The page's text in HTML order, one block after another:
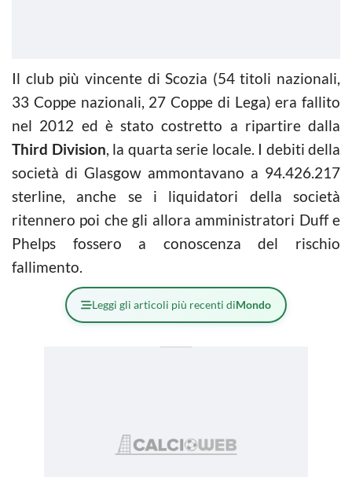
Il club più vincente di Scozia (54 titoli nazionali,
33 Coppe nazionali, 27 Coppe di Lega) era fallito
nel 2012 ed è stato costretto a ripartire dalla
Third Division, la quarta serie locale. I debiti della
società di Glasgow ammontavano a 94.426.217
sterline, anche se i liquidatori della società
ritennero poi che gli allora amministratori Duff e
Phelps fossero a conoscenza del rischio
fallimento.
Leggi gli articoli più recenti diMondo